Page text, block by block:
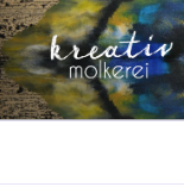
Zum
Inhalt
springen